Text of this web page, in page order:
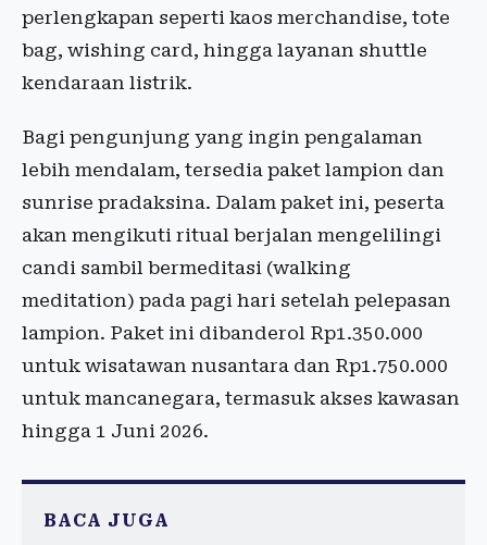
perlengkapan seperti kaos merchandise, tote
bag, wishing card, hingga layanan shuttle
kendaraan listrik.
Bagi pengunjung yang ingin pengalaman
lebih mendalam, tersedia paket lampion dan
sunrise pradaksina. Dalam paket ini, peserta
akan mengikuti ritual berjalan mengelilingi
candi sambil bermeditasi (walking
meditation) pada pagi hari setelah pelepasan
lampion. Paket ini dibanderol Rp1.350.000
untuk wisatawan nusantara dan Rp1.750.000
untuk mancanegara, termasuk akses kawasan
hingga 1 Juni 2026.
BACA JUGA